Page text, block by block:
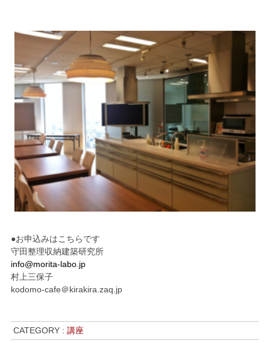
●お申込みはこちらです
守田整理収納建築研究所
info@morita-labo.jp
村上三保子
kodomo-cafe＠kirakira.zaq.jp
CATEGORY : 講座